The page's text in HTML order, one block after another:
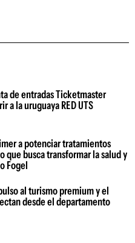
de entradas Ticketmaster
a la uruguaya RED UTS
a potenciar tratamientos
que busca transformar la salud y
Fogel
al turismo premium y el
desde el departamento